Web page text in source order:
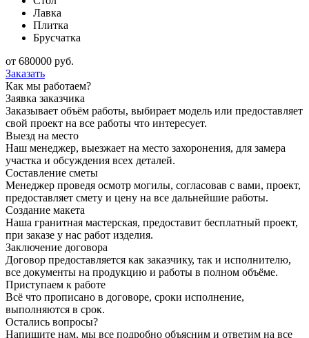
Лавка
Плитка
Брусчатка
от 680000 руб.
Заказать
Как мы работаем?
Заявка заказчика
Заказывает объём работы, выбирает модель или предоставляет
свой проект на все работы что интересует.
Выезд на место
Наш менеджер, выезжает на место захоронения, для замера
участка и обсуждения всех деталей.
Составление сметы
Менеджер проведя осмотр могилы, согласовав с вами, проект,
предоставляет смету и цену на все дальнейшие работы.
Создание макета
Наша гранитная мастерская, предоставит бесплатный проект,
при заказе у нас работ изделия.
Заключение договора
Договор предоставляется как заказчику, так и исполнителю,
все документы на продукцию и работы в полном объёме.
Приступаем к работе
Всё что прописано в договоре, сроки исполнение,
выполняются в срок.
Остались вопросы?
Напишите нам, мы все подробно объясним и ответим на все